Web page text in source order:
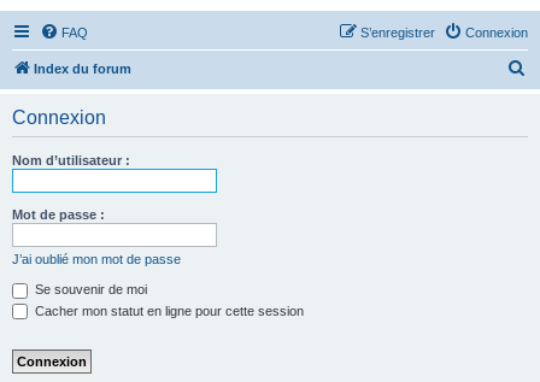
FAQ Connexion
S’enregistrer
Index du forum
Connexion
Nom d’utilisateur :
Mot de passe :
J’ai oublié mon mot de passe
Se souvenir de moi
Cacher mon statut en ligne pour cette session